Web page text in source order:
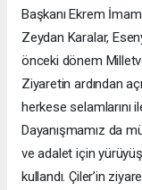
Başkanı Ekrem
Zeydan Karalar,
önceki dönem
Ziyaretin ardından
herkese selamlarını
Dayanışmamız da
ve adalet için
kullandı. Çiler’in